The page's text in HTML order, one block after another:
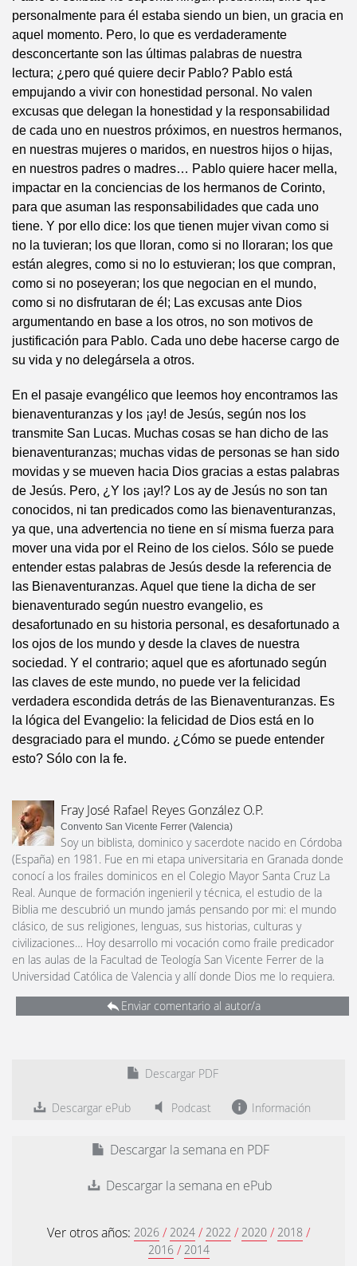
personalmente para él estaba siendo un bien, un gracia en
aquel momento. Pero, lo que es verdaderamente
desconcertante son las últimas palabras de nuestra
lectura; ¿pero qué quiere decir Pablo? Pablo está
empujando a vivir con honestidad personal. No valen
excusas que delegan la honestidad y la responsabilidad
de cada uno en nuestros próximos, en nuestros hermanos,
en nuestras mujeres o maridos, en nuestros hijos o hijas,
en nuestros padres o madres… Pablo quiere hacer mella,
impactar en la conciencias de los hermanos de Corinto,
para que asuman las responsabilidades que cada uno
tiene. Y por ello dice: los que tienen mujer vivan como si
no la tuvieran; los que lloran, como si no lloraran; los que
están alegres, como si no lo estuvieran; los que compran,
como si no poseyeran; los que negocian en el mundo,
como si no disfrutaran de él; Las excusas ante Dios
argumentando en base a los otros, no son motivos de
justificación para Pablo. Cada uno debe hacerse cargo de
su vida y no delegársela a otros.
En el pasaje evangélico que leemos hoy encontramos las
bienaventuranzas y los ¡ay! de Jesús, según nos los
transmite San Lucas. Muchas cosas se han dicho de las
bienaventuranzas; muchas vidas de personas se han sido
movidas y se mueven hacia Dios gracias a estas palabras
de Jesús. Pero, ¿Y los ¡ay!? Los ay de Jesús no son tan
conocidos, ni tan predicados como las bienaventuranzas,
ya que, una advertencia no tiene en sí misma fuerza para
mover una vida por el Reino de los cielos. Sólo se puede
entender estas palabras de Jesús desde la referencia de
las Bienaventuranzas. Aquel que tiene la dicha de ser
bienaventurado según nuestro evangelio, es
desafortunado en su historia personal, es desafortunado a
los ojos de los mundo y desde la claves de nuestra
sociedad. Y el contrario; aquel que es afortunado según
las claves de este mundo, no puede ver la felicidad
verdadera escondida detrás de las Bienaventuranzas. Es
la lógica del Evangelio: la felicidad de Dios está en lo
desgraciado para el mundo. ¿Cómo se puede entender
esto? Sólo con la fe.
Fray José Rafael Reyes González O.P.
Convento San Vicente Ferrer (Valencia)
Soy un biblista, dominico y sacerdote nacido en Córdoba
(España) en 1981. Fue en mi etapa universitaria en Granada donde
conocí a los frailes dominicos en el Colegio Mayor Santa Cruz La
Real. Aunque de formación ingenieril y técnica, el estudio de la
Biblia me descubrió un mundo jamás pensando por mi: el mundo
clásico, de sus religiones, lenguas, sus historias, culturas y
civilizaciones… Hoy desarrollo mi vocación como fraile predicador
en las aulas de la Facultad de Teología San Vicente Ferrer de la
Universidad Católica de Valencia y allí donde Dios me lo requiera.
Enviar comentario al autor/a
Descargar PDF
Descargar ePub Podcast Información
Descargar la semana en PDF
Descargar la semana en ePub
Ver otros años: 2026 / 2024 / 2022 / 2020 / 2018 /
2016 / 2014